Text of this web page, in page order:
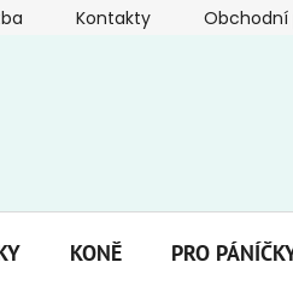
Kontakty
KONĚ PRO